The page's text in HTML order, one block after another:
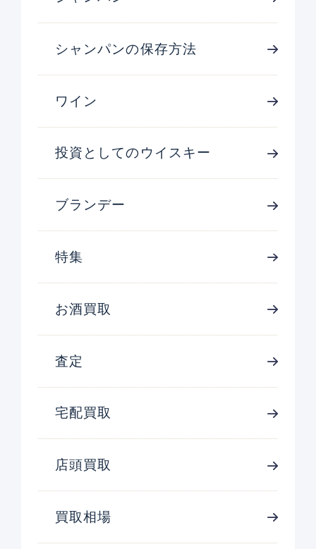
シャンパンの保存方法
ワイン
投資としてのウイスキー
ブランデー
特集
お酒買取
査定
宅配買取
店頭買取
買取相場